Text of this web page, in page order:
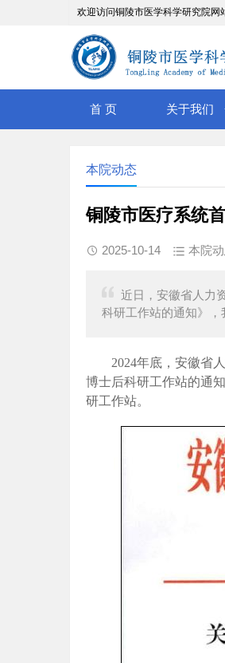
欢迎访问铜陵市医学科学研究院网
首 页 关于我们
本院动态
铜陵市医疗系统
2025-10-14 本院
近日，安徽省人力
科研工作站的通知》
2024年底， 安徽省
博士后科研工作站的通知
研工作站。